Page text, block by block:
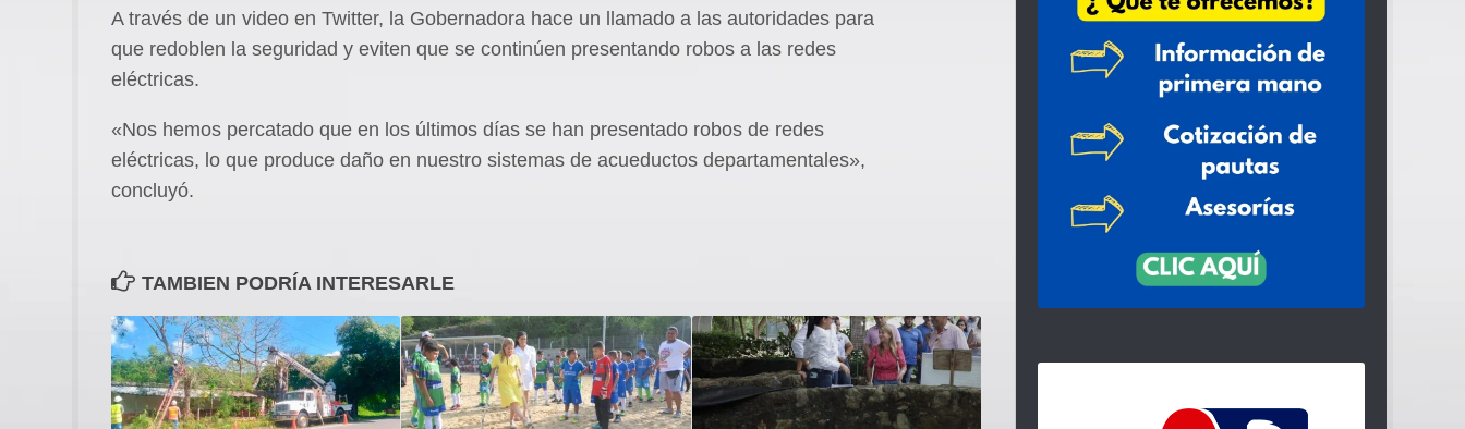
A través de un video en Twitter, la Gobernadora hace un llamado a las autoridades para
que redoblen la seguridad y eviten que se continúen presentando robos a las redes
eléctricas.
«Nos hemos percatado que en los últimos días se han presentado robos de redes
eléctricas, lo que produce daño en nuestro sistemas de acueductos departamentales»,
concluyó.
TAMBIEN PODRÍA INTERESARLE